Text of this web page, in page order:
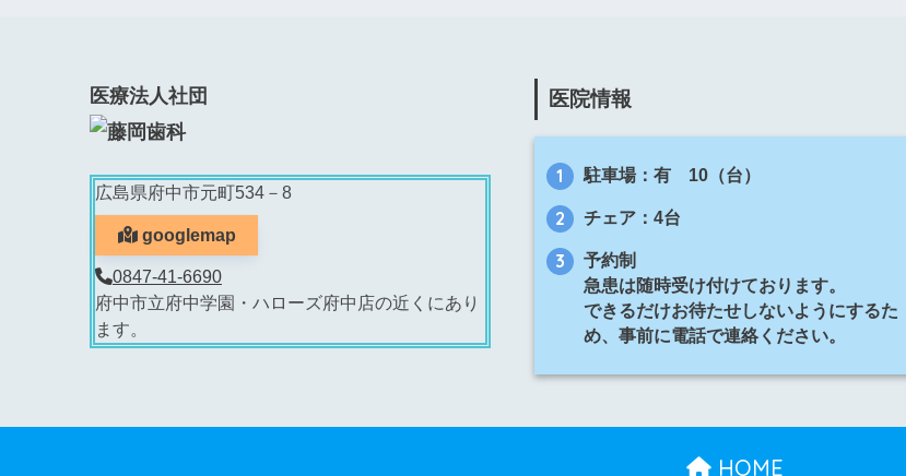
医療法人社団
広島県府中市元町534－8
googlemap
0847-41-6690
府中市立府中学園・ハローズ府中店の近くにあり
ます。
医院情報
駐車場：有 10（台）
チェア：4台
予約制
急患は随時受け付けております。
できるだけお待たせしないようにするた
め、事前に電話で連絡ください。
HOME